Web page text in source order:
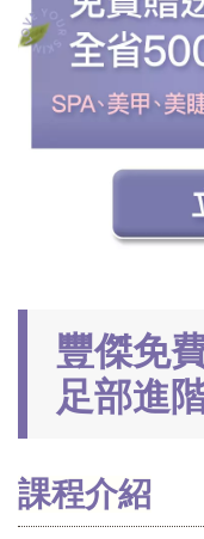
豐傑免
足部進
課程介紹